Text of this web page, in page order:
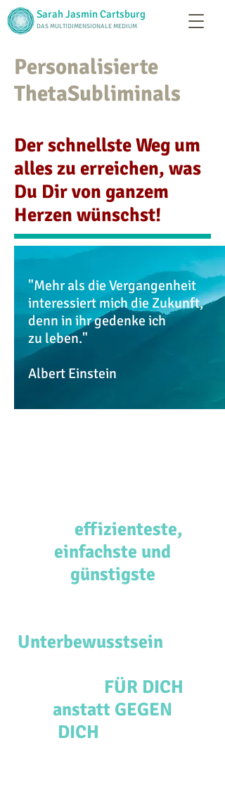
Sarah Jasmin Cartsburg
DAS MULTIDIMENSIONALE MEDIUM
Personalisierte
ThetaSubliminals
Der schnellste Weg um
alles zu erreichen, was
Du Dir von ganzem
Herzen wünschst!
"Mehr als die Vergangenheit
interessiert mich die Zukunft,
denn in ihr gedenke ich
zu leben."
Albert Einstein
effizienteste,
einfachste und
günstigste
Unterbewusstsein
FÜR DICH
anstatt GEGEN
DICH